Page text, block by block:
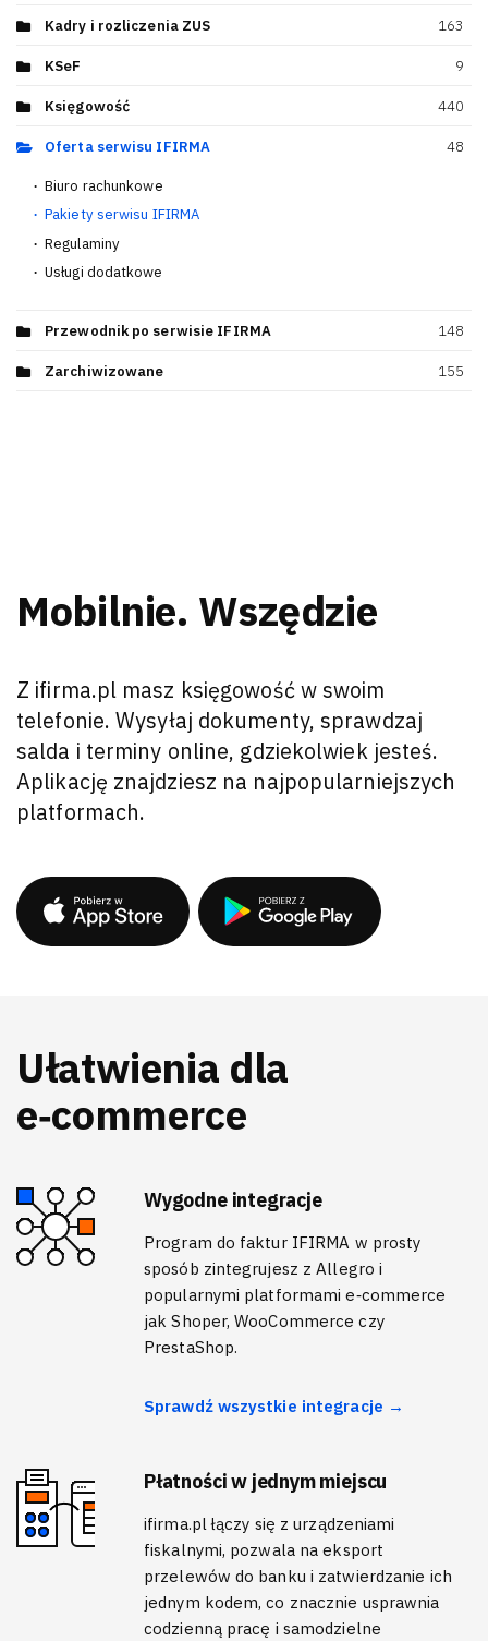
Kadry i rozliczenia ZUS 163
KSeF 9
Księgowość 440
Oferta serwisu IFIRMA 48
Biuro rachunkowe
Pakiety serwisu IFIRMA
Regulaminy
Usługi dodatkowe
Przewodnik po serwisie IFIRMA 148
Zarchiwizowane 155
Mobilnie. Wszędzie
Z ifirma.pl masz księgowość w swoim
telefonie. Wysyłaj dokumenty, sprawdzaj
salda i terminy online, gdziekolwiek jesteś.
Aplikację znajdziesz na najpopularniejszych
platformach.
Ułatwienia dla
e‑commerce
Wygodne integracje
Program do faktur IFIRMA w prosty
sposób zintegrujesz z Allegro i
popularnymi platformami e‑commerce
jak Shoper, WooCommerce czy
PrestaShop.
Sprawdź wszystkie integracje →
Płatności w jednym miejscu
ifirma.pl łączy się z urządzeniami
fiskalnymi, pozwala na eksport
przelewów do banku i zatwierdzanie ich
jednym kodem, co znacznie usprawnia
codzienną pracę i samodzielne